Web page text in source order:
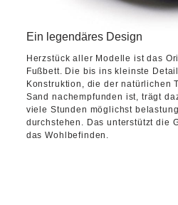
Ein legendäres Design
Herzstück aller Modelle ist das
Fußbett. Die bis ins kleinste
Konstruktion, die der natürlichen
Sand nachempfunden ist, trägt
viele Stunden möglichst
durchstehen. Das unterstützt die
das Wohlbefinden.